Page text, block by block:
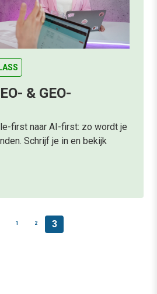
& GEO-
first naar AI-first: zo wordt je
Schrijf je in en bekijk
1 2 3